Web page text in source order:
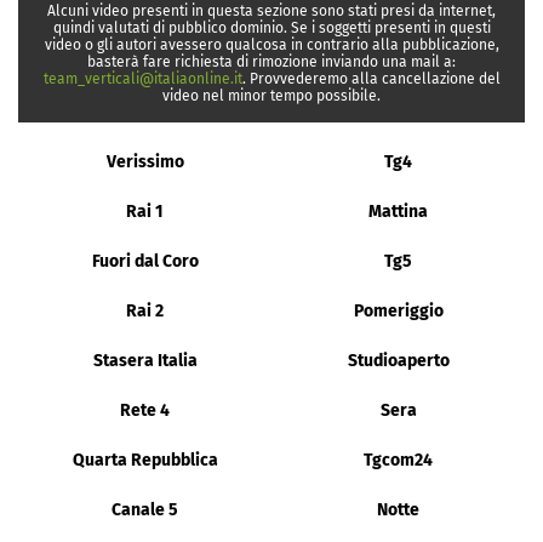
Alcuni video presenti in questa sezione sono stati presi da internet,
quindi valutati di pubblico dominio. Se i soggetti presenti in questi
video o gli autori avessero qualcosa in contrario alla pubblicazione,
basterà fare richiesta di rimozione inviando una mail a:
team_verticali@italiaonline.it. Provvederemo alla cancellazione del
video nel minor tempo possibile.
Verissimo Tg4
Rai 1 Mattina
Fuori dal Coro Tg5
Rai 2 Pomeriggio
Stasera Italia Studioaperto
Rete 4 Sera
Quarta Repubblica Tgcom24
Canale 5 Notte